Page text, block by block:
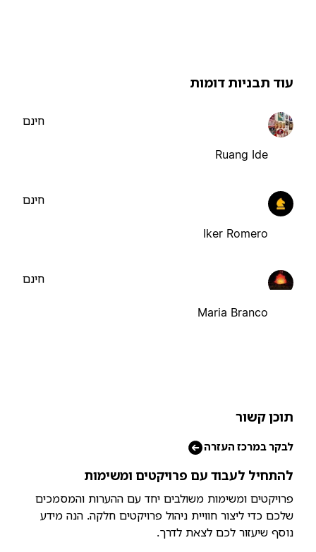
תבניות דומות
Ruang Ide
Iker Romero
Maria Branco
קשור
במרכז העזרה
לעבוד עם פרויקטים ומשימות
ומשימות משולבים יחד עם ההערות והמסמכים
כדי ליצור חוויית ניהול פרויקטים חלקה. הנה מידע
שיעזור לכם לצאת לדרך.